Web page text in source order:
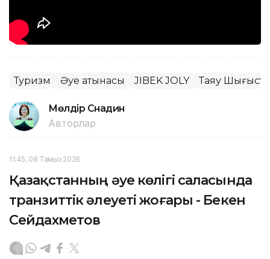
Туризм Әуе қатынасы JIBEK JOLY Таяу
Мөлдір Снадин
Авторлар
11:45, 08 Тамыз 2026
Қазақстанның әуе көлігі саласында
транзиттік әлеуеті жоғары - Бекен
Сейдахметов